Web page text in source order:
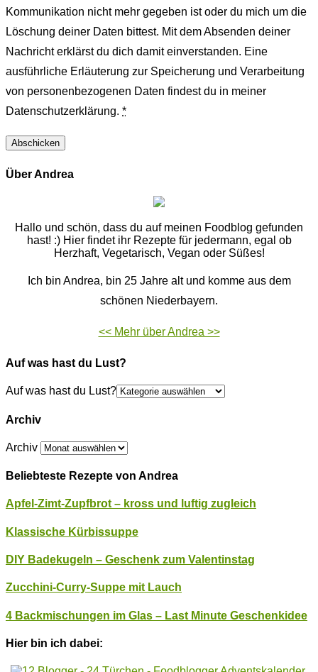
Kommunikation nicht mehr gegeben ist oder du mich um die
Löschung deiner Daten bittest. Mit dem Absenden deiner
Nachricht erklärst du dich damit einverstanden. Eine
ausführliche Erläuterung zur Speicherung und Verarbeitung
von personenbezogenen Daten findest du in meiner
Datenschutzerklärung. *
Über Andrea
Hallo und schön, dass du auf meinen Foodblog gefunden
hast! :) Hier findet ihr Rezepte für jedermann, egal ob
Herzhaft, Vegetarisch, Vegan oder Süßes!
Ich bin Andrea, bin 25 Jahre alt und komme aus dem
schönen Niederbayern.
<< Mehr über Andrea >>
Auf was hast du Lust?
Auf was hast du Lust?
Archiv
Archiv
Beliebteste Rezepte von Andrea
Apfel-Zimt-Zupfbrot – kross und luftig zugleich
Klassische Kürbissuppe
DIY Badekugeln – Geschenk zum Valentinstag
Zucchini-Curry-Suppe mit Lauch
4 Backmischungen im Glas – Last Minute Geschenkidee
Hier bin ich dabei: